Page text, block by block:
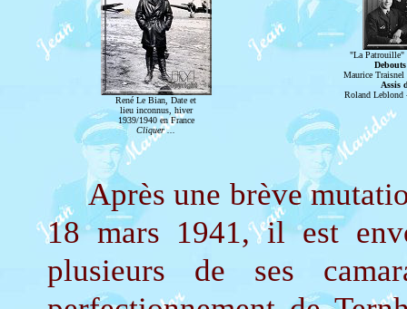
René Le Bian, Date et
lieu inconnus, hiver
1939/1940 en France
Cliquer ...
"La Patrouille"
Maurice
Assis
Roland Leblond
Après une brève
18 mars 1941, il est
plusieurs de ses